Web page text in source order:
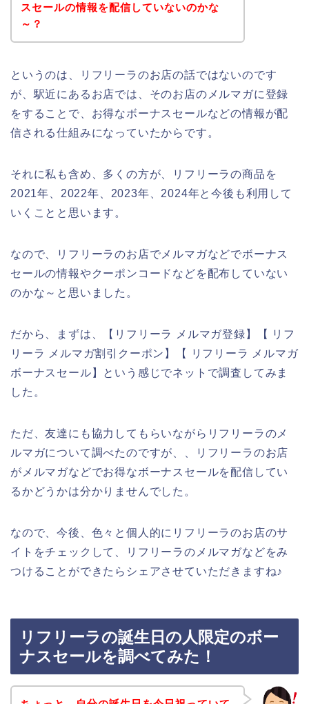
スセールの情報を配信していないのかな
～？
というのは、リフリーラのお店の話ではないのです
が、駅近にあるお店では、そのお店のメルマガに登録
をすることで、お得なボーナスセールなどの情報が配
信される仕組みになっていたからです。
それに私も含め、多くの方が、リフリーラの商品を
2021年、2022年、2023年、2024年と今後も利用して
いくことと思います。
なので、リフリーラのお店でメルマガなどでボーナス
セールの情報やクーポンコードなどを配布していない
のかな～と思いました。
だから、まずは、【リフリーラ メルマガ登録】【 リフ
リーラ メルマガ割引クーポン】【 リフリーラ メルマガ
ボーナスセール】という感じでネットで調査してみま
した。
ただ、友達にも協力してもらいながらリフリーラのメ
ルマガについて調べたのですが、、リフリーラのお店
がメルマガなどでお得なボーナスセールを配信してい
るかどうかは分かりませんでした。
なので、今後、色々と個人的にリフリーラのお店のサ
イトをチェックして、リフリーラのメルマガなどをみ
つけることができたらシェアさせていただきますね♪
リフリーラの誕生日の人限定のボー
ナスセールを調べてみた！